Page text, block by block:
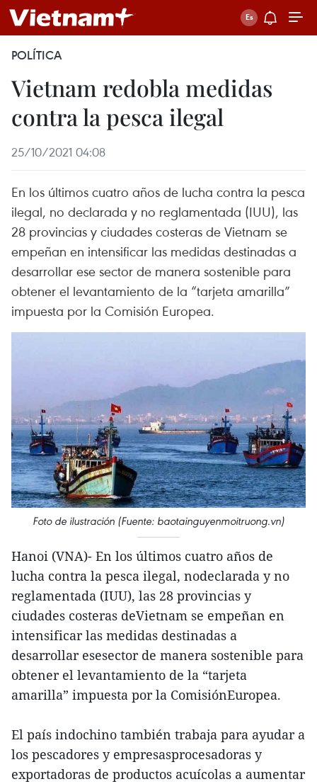
POLÍTICA
Vietnam redobla medidas
contra la pesca ilegal
25/10/2021 04:08
En los últimos cuatro años de lucha contra la pesca
ilegal, no declarada y no reglamentada (IUU), las
28 provincias y ciudades costeras de Vietnam se
empeñan en intensificar las medidas destinadas a
desarrollar ese sector de manera sostenible para
obtener el levantamiento de la “tarjeta amarilla”
impuesta por la Comisión Europea.
Foto de ilustración (Fuente: baotainguyenmoitruong.vn)
Hanoi (VNA)- En los últimos cuatro años de
lucha contra la pesca ilegal, nodeclarada y no
reglamentada (IUU), las 28 provincias y
ciudades costeras deVietnam se empeñan en
intensificar las medidas destinadas a
desarrollar esesector de manera sostenible para
obtener el levantamiento de la “tarjeta
amarilla” impuesta por la ComisiónEuropea.
El país indochino también trabaja para ayudar a
los pescadores y empresasprocesadoras y
exportadoras de productos acuícolas a aumentar